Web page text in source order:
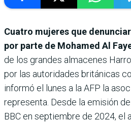
Cuatro mujeres que
por parte de Mohamed Al
de los grandes almacenes
por las autoridades británicas
informó el lunes a la AFP la
representa. Desde la emisión
BBC en septiembre de 2024, el